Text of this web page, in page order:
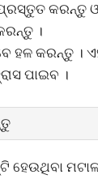
କରନ୍ତୁ
।
ହଳ କରନ୍ତୁ ।
ପାଇବ ।